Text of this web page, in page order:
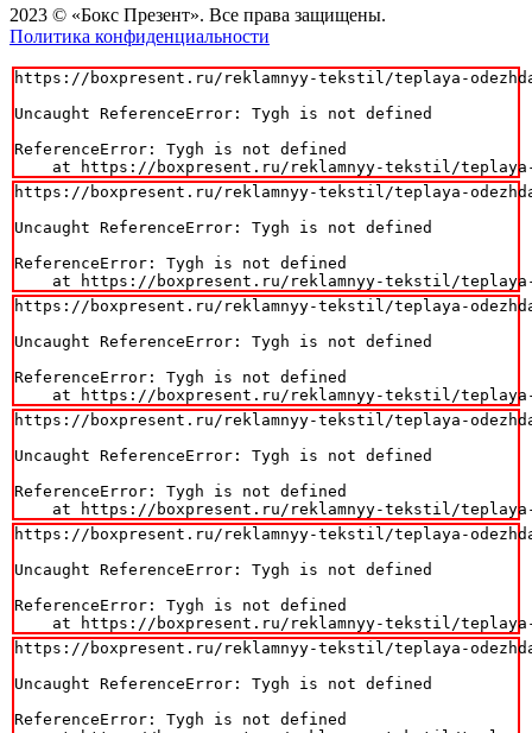
2023 © «Бокс Презент». Все права защищены.
Политика конфиденциальности
https://boxpresent.ru/reklamnyy-tekstil/teplaya-
Uncaught ReferenceError: Tygh is not defined
ReferenceError: Tygh is not defined
at https://boxpresent.ru/reklamnyy-tekstil/
https://boxpresent.ru/reklamnyy-tekstil/teplaya-
Uncaught ReferenceError: Tygh is not defined
ReferenceError: Tygh is not defined
at https://boxpresent.ru/reklamnyy-tekstil/
https://boxpresent.ru/reklamnyy-tekstil/teplaya-
Uncaught ReferenceError: Tygh is not defined
ReferenceError: Tygh is not defined
at https://boxpresent.ru/reklamnyy-tekstil/
https://boxpresent.ru/reklamnyy-tekstil/teplaya-
Uncaught ReferenceError: Tygh is not defined
ReferenceError: Tygh is not defined
at https://boxpresent.ru/reklamnyy-tekstil/
https://boxpresent.ru/reklamnyy-tekstil/teplaya-
Uncaught ReferenceError: Tygh is not defined
ReferenceError: Tygh is not defined
at https://boxpresent.ru/reklamnyy-tekstil/
https://boxpresent.ru/reklamnyy-tekstil/teplaya-
Uncaught ReferenceError: Tygh is not defined
ReferenceError: Tygh is not defined